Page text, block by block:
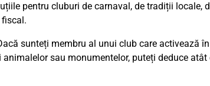
pentru cluburi de carnaval, de tradiții locale,
sunteți membru al unui club care activează
sau monumentelor, puteți deduce